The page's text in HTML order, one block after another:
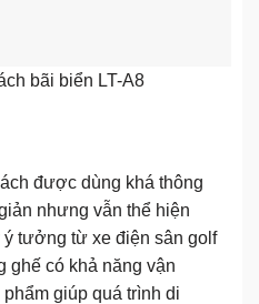
bãi biển LT-A8
được dùng khá thông
nhưng vẫn thể hiện
tưởng từ xe điện sân golf
ghế có khả năng vận
giúp quá trình di